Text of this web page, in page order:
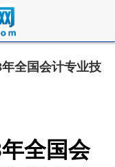
全国会计专业技
全国会